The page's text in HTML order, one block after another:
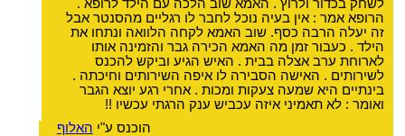
לשחק בכדור ולרוץ . האמא שוב הלכה עם הילד לרופא .
הרופא אמר : אין בעיה נוכל לחבר לו רגליים מהסנטר אבל
זה יעלה הרבה כסף. שוב האמא לקחה הלוואה ונתחו את
הילד . כעבור זמן מה האמא הכירה גבר והזמינה אותו
לארוחת ערב אצלה בבית . האיש הגיע וביקש להכנס
לשירותים . האישה הסבירה לו איפה השירותים וחיכתה .
בינתיים היא שמעה צעקות ומכות . אחרי רגע יוצא הגבר
ואומר : לא תאמיני איזה עכביש ענק הרגתי עכשיו !!
הוכנס ע"י האלוף